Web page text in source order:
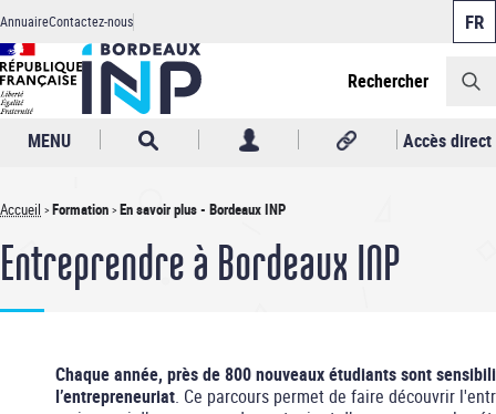
Aller
au
contenu
principal
Header
AnnuaireContactez-nous
Rechercher
MENU Accès direct
Fil
d'Ariane
Accueil Formation En savoir plus - Bordeaux INP
Entreprendre à Bordeaux INP
Chaque année, près de 800 nouveaux étudiants sont
l’entrepreneuriat. Ce parcours permet de faire découvrir
Panneau de gestion des cookies